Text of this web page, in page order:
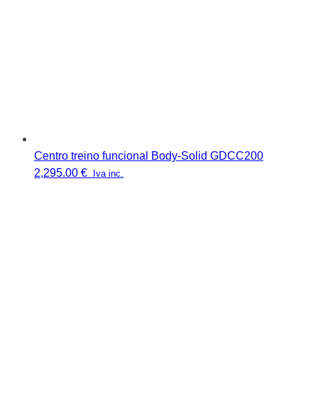
Centro treino funcional Body-Solid GDCC200
2,295.00 € Iva inc.